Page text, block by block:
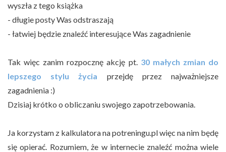
wyszła z tego książka
- długie posty Was odstraszają
- łatwiej będzie znaleźć interesujące Was zagadnienie
Tak więc zanim rozpocznę akcję pt. 30 małych zmian do
lepszego stylu życia przejdę przez najważniejsze
zagadnienia :)
Dzisiaj krótko o obliczaniu swojego zapotrzebowania.
Ja korzystam z kalkulatora na potreningu.pl więc na nim będę
się opierać. Rozumiem, że w internecie znaleźć można wiele